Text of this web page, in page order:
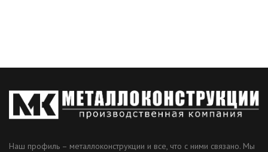
Наш профиль – металлоконструкции и все, что с ними связано. Мы